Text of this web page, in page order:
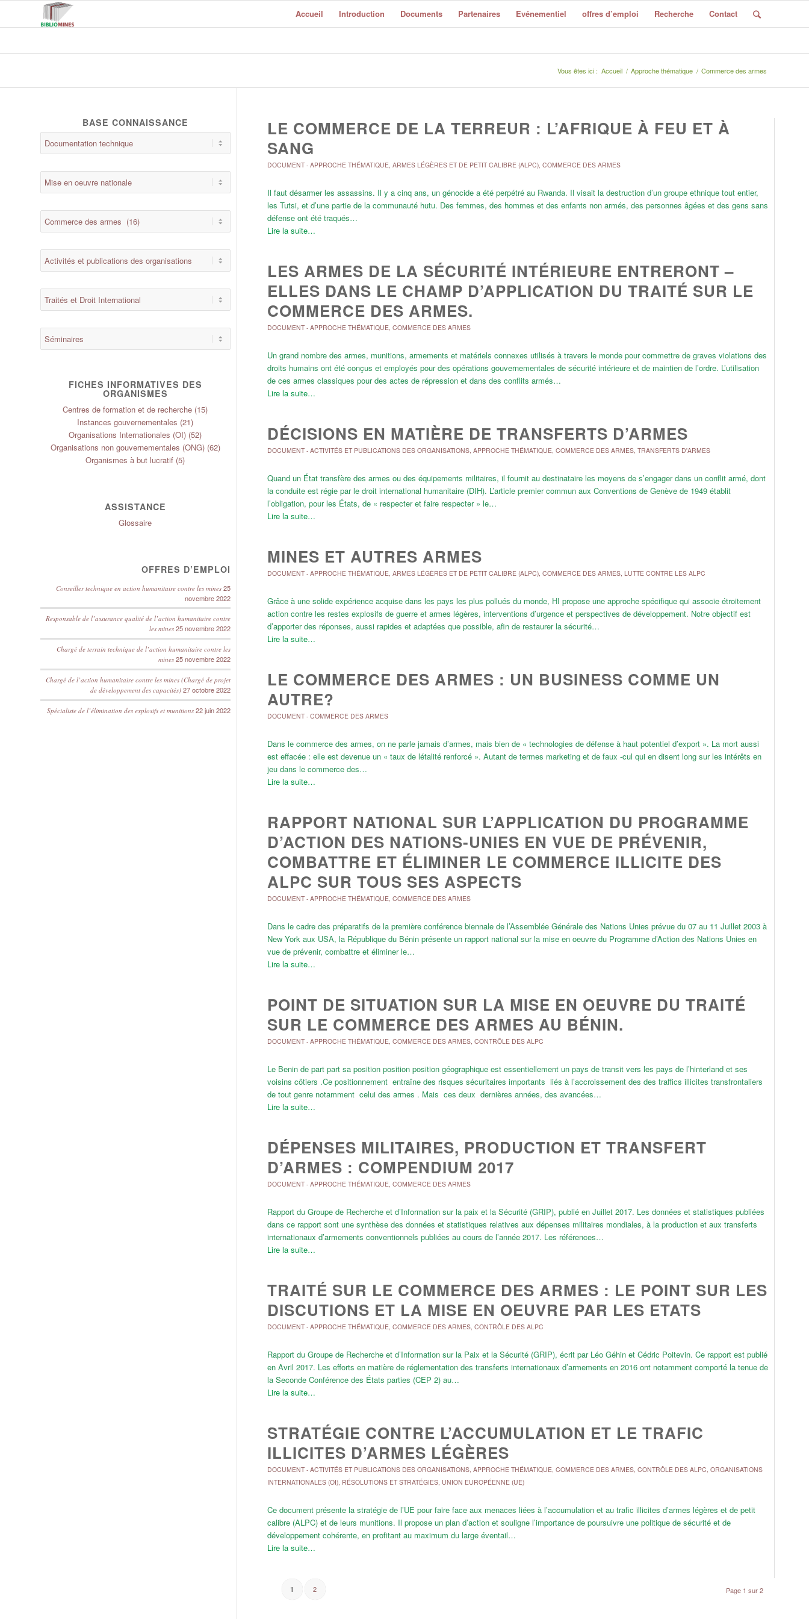
Accueil Introduction Documents Partenaires Evénementiel offres d’emploi Recherche Contact
Vous êtes ici : Accueil / Approche thématique / Commerce des armes
LE COMMERCE DE LA TERREUR : L’AFRIQUE À FEU ET À
SANG
DOCUMENT- APPROCHE THÉMATIQUE, ARMES LÉGÈRES ET DE PETIT CALIBRE (ALPC), COMMERCE DES ARMES
Il faut désarmer les assassins. Il y a cinq ans, un génocide a été perpétré au Rwanda. Il visait la destruction d’un groupe ethnique tout entier,
les Tutsi, et d’une partie de la communauté hutu. Des femmes, des hommes et des enfants non armés, des personnes âgées et des gens sans
défense ont été traqués…
Lire la suite…
LES ARMES DE LA SÉCURITÉ INTÉRIEURE ENTRERONT –
ELLES DANS LE CHAMP D’APPLICATION DU TRAITÉ SUR LE
COMMERCE DES ARMES.
DOCUMENT- APPROCHE THÉMATIQUE, COMMERCE DES ARMES
Un grand nombre des armes, munitions, armements et matériels connexes utilisés à travers le monde pour commettre de graves violations des
droits humains ont été conçus et employés pour des opérations gouvernementales de sécurité intérieure et de maintien de l’ordre. L’utilisation
de ces armes classiques pour des actes de répression et dans des conflits armés…
Lire la suite…
DÉCISIONS EN MATIÈRE DE TRANSFERTS D’ARMES
DOCUMENT- ACTIVITÉS ET PUBLICATIONS DES ORGANISATIONS, APPROCHE THÉMATIQUE, COMMERCE DES ARMES, TRANSFERTS D'ARMES
Quand un État transfère des armes ou des équipements militaires, il fournit au destinataire les moyens de s’engager dans un conflit armé, dont
la conduite est régie par le droit international humanitaire (DIH). L’article premier commun aux Conventions de Genève de 1949 établit
l’obligation, pour les États, de « respecter et faire respecter » le…
Lire la suite…
MINES ET AUTRES ARMES
DOCUMENT- APPROCHE THÉMATIQUE, ARMES LÉGÈRES ET DE PETIT CALIBRE (ALPC), COMMERCE DES ARMES, LUTTE CONTRE LES ALPC
Grâce à une solide expérience acquise dans les pays les plus pollués du monde, HI propose une approche spécifique qui associe étroitement
action contre les restes explosifs de guerre et armes légères, interventions d’urgence et perspectives de développement. Notre objectif est
d’apporter des réponses, aussi rapides et adaptées que possible, afin de restaurer la sécurité…
Lire la suite…
LE COMMERCE DES ARMES : UN BUSINESS COMME UN
AUTRE?
DOCUMENT- COMMERCE DES ARMES
Dans le commerce des armes, on ne parle jamais d’armes, mais bien de « technologies de défense à haut potentiel d’export ». La mort aussi
est effacée : elle est devenue un « taux de létalité renforcé ». Autant de termes marketing et de faux -cul qui en disent long sur les intérêts en
jeu dans le commerce des…
Lire la suite…
RAPPORT NATIONAL SUR L’APPLICATION DU PROGRAMME
D’ACTION DES NATIONS-UNIES EN VUE DE PRÉVENIR,
COMBATTRE ET ÉLIMINER LE COMMERCE ILLICITE DES
ALPC SUR TOUS SES ASPECTS
DOCUMENT- APPROCHE THÉMATIQUE, COMMERCE DES ARMES
Dans le cadre des préparatifs de la première conférence biennale de l’Assemblée Générale des Nations Unies prévue du 07 au 11 Juillet 2003 à
New York aux USA, la République du Bénin présente un rapport national sur la mise en oeuvre du Programme d’Action des Nations Unies en
vue de prévenir, combattre et éliminer le…
Lire la suite…
POINT DE SITUATION SUR LA MISE EN OEUVRE DU TRAITÉ
SUR LE COMMERCE DES ARMES AU BÉNIN.
DOCUMENT- APPROCHE THÉMATIQUE, COMMERCE DES ARMES, CONTRÔLE DES ALPC
Le Benin de part part sa position position position géographique est essentiellement un pays de transit vers les pays de l’hinterland et ses
voisins côtiers .Ce positionnement entraîne des risques sécuritaires importants liés à l’accroissement des des traffics illicites transfrontaliers
de tout genre notamment celui des armes . Mais ces deux dernières années, des avancées…
Lire la suite…
DÉPENSES MILITAIRES, PRODUCTION ET TRANSFERT
D’ARMES : COMPENDIUM 2017
DOCUMENT- APPROCHE THÉMATIQUE, COMMERCE DES ARMES
Rapport du Groupe de Recherche et d’Information sur la paix et la Sécurité (GRIP), publié en Juillet 2017. Les données et statistiques publiées
dans ce rapport sont une synthèse des données et statistiques relatives aux dépenses militaires mondiales, à la production et aux transferts
internationaux d’armements conventionnels publiées au cours de l’année 2017. Les références…
Lire la suite…
TRAITÉ SUR LE COMMERCE DES ARMES : LE POINT SUR LES
DISCUTIONS ET LA MISE EN OEUVRE PAR LES ETATS
DOCUMENT- APPROCHE THÉMATIQUE, COMMERCE DES ARMES, CONTRÔLE DES ALPC
Rapport du Groupe de Recherche et d’Information sur la Paix et la Sécurité (GRIP), écrit par Léo Géhin et Cédric Poitevin. Ce rapport est publié
en Avril 2017. Les efforts en matière de réglementation des transferts internationaux d’armements en 2016 ont notamment comporté la tenue de
la Seconde Conférence des États parties (CEP 2) au…
Lire la suite…
STRATÉGIE CONTRE L’ACCUMULATION ET LE TRAFIC
ILLICITES D’ARMES LÉGÈRES
DOCUMENT- ACTIVITÉS ET PUBLICATIONS DES ORGANISATIONS, APPROCHE THÉMATIQUE, COMMERCE DES ARMES, CONTRÔLE DES ALPC, ORGANISATIONS
INTERNATIONALES (OI), RÉSOLUTIONS ET STRATÉGIES, UNION EUROPÉENNE (UE)
Ce document présente la stratégie de l’UE pour faire face aux menaces liées à l’accumulation et au trafic illicites d’armes légères et de petit
calibre (ALPC) et de leurs munitions. Il propose un plan d’action et souligne l’importance de poursuivre une politique de sécurité et de
développement cohérente, en profitant au maximum du large éventail…
Lire la suite…
Page 1 sur 2
1 2
BASE CONNAISSANCE
FICHES INFORMATIVES DES
ORGANISMES
Centres de formation et de recherche (15)
Instances gouvernementales (21)
Organisations Internationales (OI) (52)
Organisations non gouvernementales (ONG)(62)
Organismes à but lucratif (5)
ASSISTANCE
Glossaire
OFFRES D’EMPLOI
Conseiller technique en action humanitaire contre les mines 25
novembre 2022
Responsable de l’assurance qualité de l’action humanitaire contre
les mines 25 novembre 2022
Chargé de terrain technique de l’action humanitaire contre les
mines 25 novembre 2022
Chargé de l’action humanitaire contre les mines (Chargé de projet
de développement des capacités) 27 octobre 2022
Spécialiste de l’élimination des explosifs et munitions 22 juin 2022